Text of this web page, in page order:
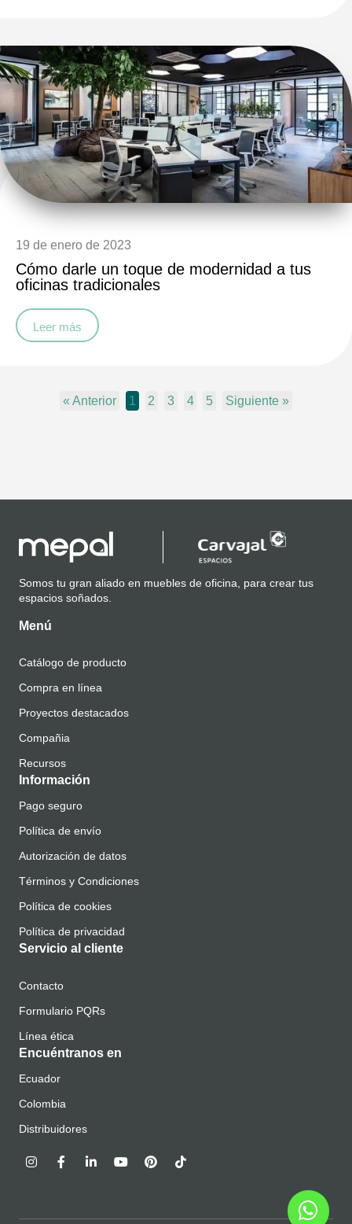
19 de enero de 2023
Cómo darle un toque de modernidad a tus
oficinas tradicionales
Leer más
« Anterior 1 2 3 4 5 Siguiente »
Somos tu gran aliado en muebles de oficina, para crear tus
espacios soñados.
Menú
Catálogo de producto
Compra en línea
Proyectos destacados
Compañia
Recursos
Información
Pago seguro
Política de envío
Autorización de datos
Términos y Condiciones
Política de cookies
Política de privacidad
Servicio al cliente
Contacto
Formulario PQRs
Línea ética
Encuéntranos en
Ecuador
Colombia
Distribuidores